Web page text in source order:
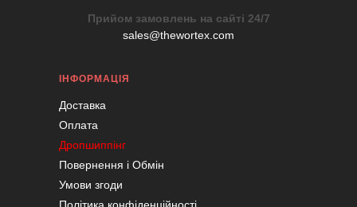
ІНФОРМАЦІЯ
Доставка
Оплата
Дропшиппінг
Повернення і Обмін
Умови згоди
Прийом замовлень на сайті 24/7
sales@thewortex.com